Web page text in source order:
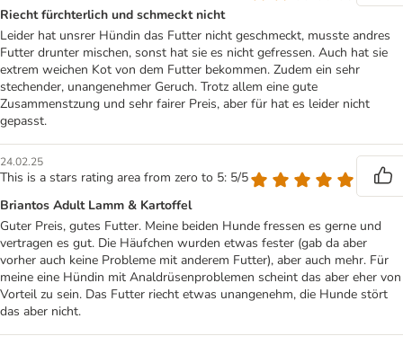
Riecht fürchterlich und schmeckt nicht
Leider hat unsrer Hündin das Futter nicht geschmeckt, musste andres
Futter drunter mischen, sonst hat sie es nicht gefressen. Auch hat sie
extrem weichen Kot von dem Futter bekommen. Zudem ein sehr
stechender, unangenehmer Geruch. Trotz allem eine gute
Zusammenstzung und sehr fairer Preis, aber für hat es leider nicht
gepasst.
24.02.25
This is a stars rating area from zero to 5: 5/5
Briantos Adult Lamm & Kartoffel
Guter Preis, gutes Futter. Meine beiden Hunde fressen es gerne und
vertragen es gut. Die Häufchen wurden etwas fester (gab da aber
vorher auch keine Probleme mit anderem Futter), aber auch mehr. Für
meine eine Hündin mit Analdrüsenproblemen scheint das aber eher von
Vorteil zu sein. Das Futter riecht etwas unangenehm, die Hunde stört
das aber nicht.